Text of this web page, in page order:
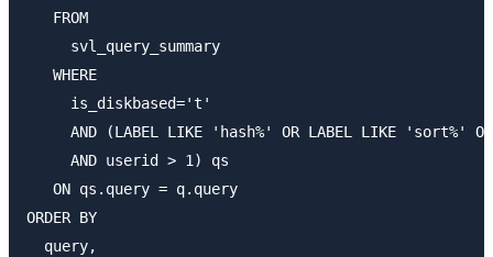
   FROM
     svl_query_summary
   WHERE
     is_diskbased='t'
AND (LABEL LIKE 'hash%' OR LABEL LIKE 'sort%'
     AND userid > 1) qs
   ON qs.query = q.query
ORDER BY
  query,